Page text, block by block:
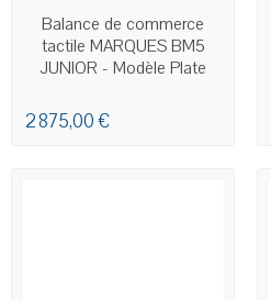
EN STOCK
Balance de commerce
tactile MARQUES BM5
JUNIOR - Modèle Plate
2 875,00 €